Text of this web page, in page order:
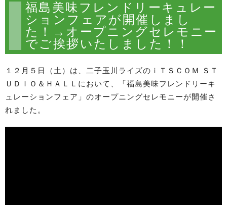
福島美味フレンドリーキュレー
ションフェアが開催しまし
た！→オープニングセレモニー
でご挨拶いたしました！！
１２月５日（土）は、二子玉川ライズのｉＴＳＣＯＭ ＳＴ
ＵＤＩＯ＆ＨＡＬＬにおいて、「福島美味フレンドリーキ
ュレーションフェア」のオープニングセレモニーが開催さ
れました。